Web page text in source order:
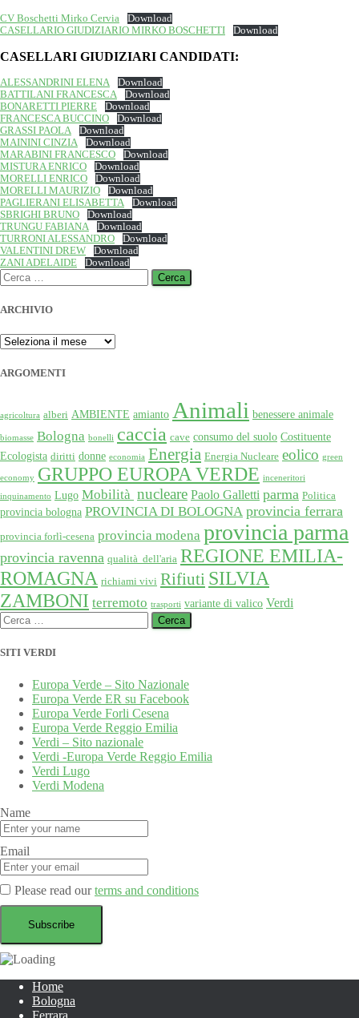
CV Boschetti Mirko Cervia
Download
CASELLARIO GIUDIZIARIO MIRKO BOSCHETTI
Download
CASELLARI GIUDIZIARI CANDIDATI:
ALESSANDRINI ELENA
Download
BATTILANI FRANCESCA
Download
BONARETTI PIERRE
Download
FRANCESCA BUCCINO
Download
GRASSI PAOLA
Download
MAININI CINZIA
Download
MARABINI FRANCESCO
Download
MISTURA ENRICO
Download
MORELLI ENRICO
Download
MORELLI MAURIZIO
Download
PAGLIERANI ELISABETTA
Download
SBRIGHI BRUNO
Download
TRUNGU FABIANA
Download
TURRONI ALESSANDRO
Download
VALENTINI DREW
Download
ZANI ADELAIDE
Download
Ricerca
per:
ARCHIVIO
ARCHIVIO
ARGOMENTI
agricoltura alberi AMBIENTE amianto Animali benessere animale
biomasse Bologna bonelli caccia cave consumo del suolo Costituente
Ecologista diritti donne economia Energia Energia Nucleare eolico green
economy GRUPPO EUROPA VERDE inceneritori
inquinamento Lugo Mobilità nucleare Paolo Galletti parma Politica
provincia bologna PROVINCIA DI BOLOGNA provincia ferrara
provincia forlì-cesena provincia modena provincia parma
provincia ravenna qualità dell'aria REGIONE EMILIA-
ROMAGNA richiami vivi Rifiuti SILVIA
ZAMBONI terremoto trasporti variante di valico Verdi
Ricerca
per:
SITI VERDI
Europa Verde – Sito Nazionale
Europa Verde ER su Facebook
Europa Verde Forli Cesena
Europa Verde Reggio Emilia
Verdi – Sito nazionale
Verdi -Europa Verde Reggio Emilia
Verdi Lugo
Verdi Modena
Name
Email
Please read ourterms and conditions
Home
Bologna
Ferrara